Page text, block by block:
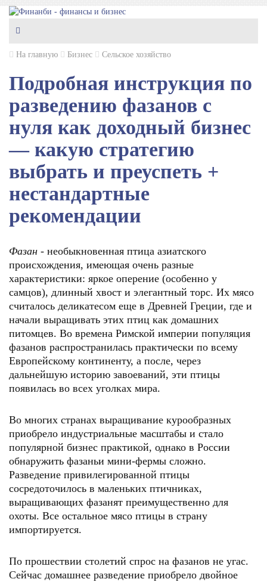
На главную Бизнес Сельское хозяйство
Подробная инструкция по
разведению фазанов с
нуля как доходный бизнес
— какую стратегию
выбрать и преуспеть +
нестандартные
рекомендации
Фазан - необыкновенная птица азиатского
происхождения, имеющая очень разные
характеристики: яркое оперение (особенно у
самцов), длинный хвост и элегантный торс. Их мясо
считалось деликатесом еще в Древней Греции, где и
начали выращивать этих птиц как домашних
питомцев. Во времена Римской империи популяция
фазанов распространилась практически по всему
Европейскому континенту, а после, через
дальнейшую историю завоеваний, эти птицы
появилась во всех уголках мира.
Во многих странах выращивание курообразных
приобрело индустриальные масштабы и стало
популярной бизнес практикой, однако в России
обнаружить фазаньи мини-фермы сложно.
Разведение привилегированной птицы
сосредоточилось в маленьких птичниках,
выращивающих фазанят преимущественно для
охоты. Все остальное мясо птицы в страну
импортируется.
По прошествии столетий спрос на фазанов не угас.
Сейчас домашнее разведение приобрело двойное